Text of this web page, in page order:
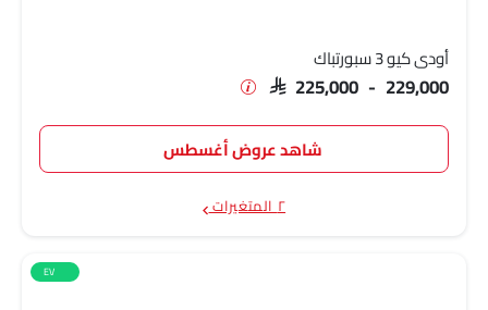
أودي كيو 3 سبورتباك
SAR 225,000 - 229,000
شاهد عروض أغسطس
٢ المتغيرات
EV